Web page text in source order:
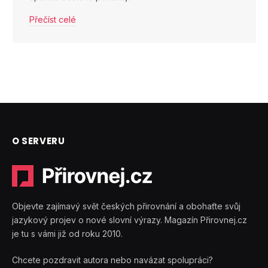
Přečíst celé
O SERVERU
Objevte zajímavý svět českých přirovnání a obohaťte svůj
jazykový projev o nové slovní výrazy. Magazín Přirovnej.cz
je tu s vámi již od roku 2010.
Chcete pozdravit autora nebo navázat spolupráci?